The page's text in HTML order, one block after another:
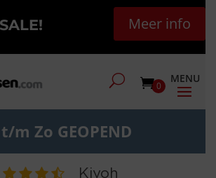
Meer info
0
m Zo GEOPEND